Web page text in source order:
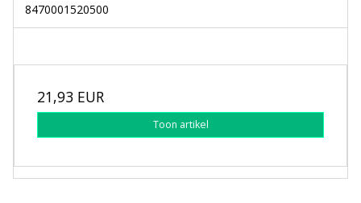
8470001520500
21,93 EUR
Toon artikel